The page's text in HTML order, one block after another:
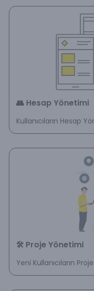
👥 Hesap Yönetimi
Kullanıcıların Hesap
🛠️ Proje Yönetimi
Yeni Kullanıcıların